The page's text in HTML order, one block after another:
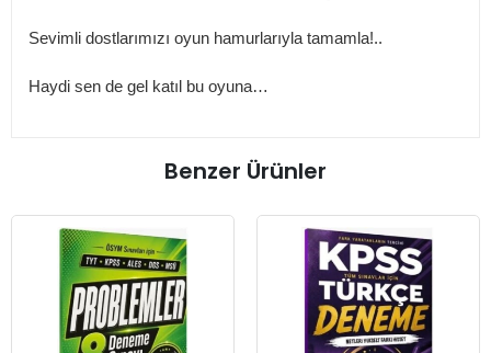
Sevimli dostlarımızı oyun hamurlarıyla tamamla!..
Haydi sen de gel katıl bu oyuna…
Benzer Ürünler